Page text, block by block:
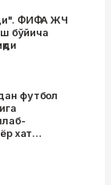
ФИФА ЖЧ
бўйича
футбол
хат
раҳбарлари